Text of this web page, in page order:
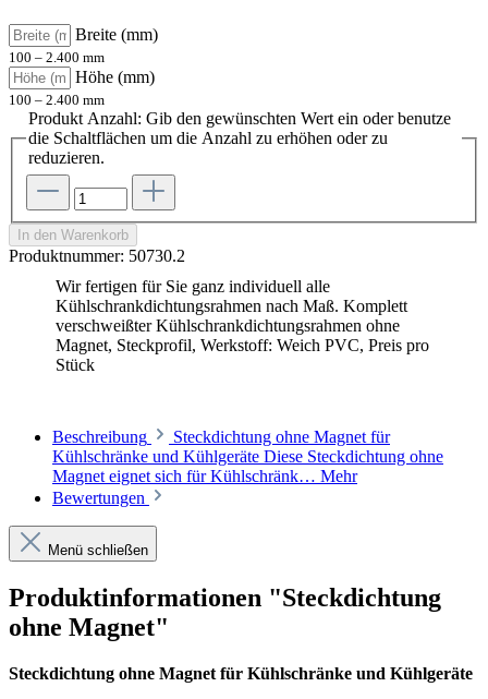
Breite (mm)
100 – 2.400 mm
Höhe (mm)
100 – 2.400 mm
Produkt Anzahl: Gib den gewünschten Wert ein oder benutze
die Schaltflächen um die Anzahl zu erhöhen oder zu
reduzieren.
In den Warenkorb
Produktnummer: 50730.2
Wir fertigen für Sie ganz individuell alle
Kühlschrankdichtungsrahmen nach Maß. Komplett
verschweißter Kühlschrankdichtungsrahmen ohne
Magnet, Steckprofil, Werkstoff: Weich PVC, Preis pro
Stück
Beschreibung
Steckdichtung ohne Magnet für
Kühlschränke und Kühlgeräte Diese Steckdichtung ohne
Magnet eignet sich für Kühlschränk… Mehr
Bewertungen
Menü schließen
Produktinformationen "Steckdichtung
ohne Magnet"
Steckdichtung ohne Magnet für Kühlschränke und Kühlgeräte